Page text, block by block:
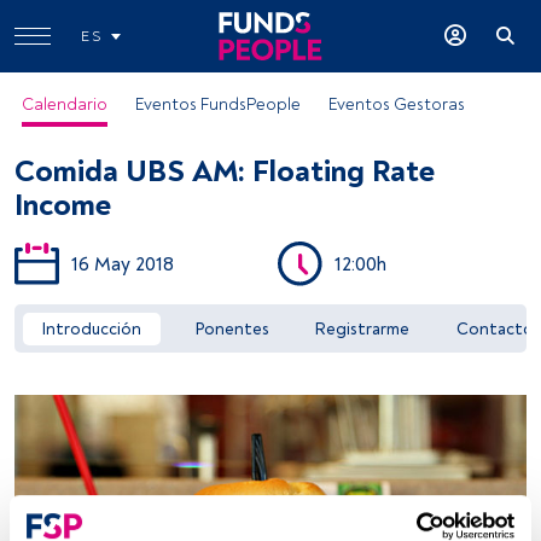
ES
Calendario Eventos FundsPeople Eventos Gestoras
Comida UBS AM: Floating Rate
Income
16 May 2018 12:00h
Introducción Ponentes Registrarme Contacto